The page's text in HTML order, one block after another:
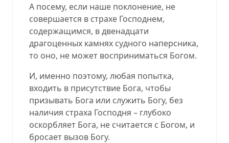
А посему, если наше поклонение, не
совершается в страхе Господнем,
содержащимся, в двенадцати
драгоценных камнях судного наперсника,
то оно, не может восприниматься Богом.
И, именно поэтому, любая попытка,
входить в присутствие Бога, чтобы
призывать Бога или служить Богу, без
наличия страха Господня – глубоко
оскорбляет Бога, не считается с Богом, и
бросает вызов Богу.